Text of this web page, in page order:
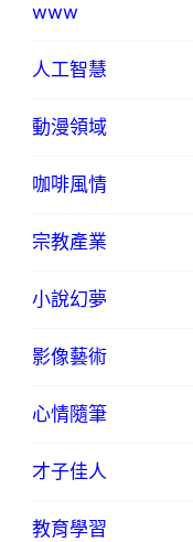
www
人工智慧
動漫領域
咖啡風情
宗教產業
小說幻夢
影像藝術
心情隨筆
才子佳人
教育學習